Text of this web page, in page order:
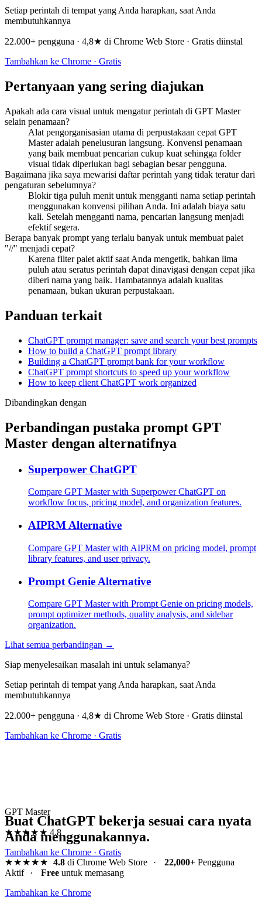
Setiap perintah di tempat yang Anda harapkan, saat Anda
membutuhkannya
22.000+ pengguna · 4,8★ di Chrome Web Store · Gratis diinstal
Tambahkan ke Chrome · Gratis
Pertanyaan yang sering diajukan
Apakah ada cara visual untuk mengatur perintah di GPT Master
selain penamaan?
Alat pengorganisasian utama di perpustakaan cepat GPT
Master adalah penelusuran langsung. Konvensi penamaan
yang baik membuat pencarian cukup kuat sehingga folder
visual tidak diperlukan bagi sebagian besar pengguna.
Bagaimana jika saya mewarisi daftar perintah yang tidak teratur dari
pengaturan sebelumnya?
Blokir tiga puluh menit untuk mengganti nama setiap perintah
menggunakan konvensi pilihan Anda. Ini adalah biaya satu
kali. Setelah mengganti nama, pencarian langsung menjadi
efektif segera.
Berapa banyak prompt yang terlalu banyak untuk membuat palet
"//" menjadi cepat?
Karena filter palet aktif saat Anda mengetik, bahkan lima
puluh atau seratus perintah dapat dinavigasi dengan cepat jika
diberi nama yang baik. Hambatannya adalah kualitas
penamaan, bukan ukuran perpustakaan.
Panduan terkait
ChatGPT prompt manager: save and search your best prompts
How to build a ChatGPT prompt library
Building a ChatGPT prompt bank for your workflow
ChatGPT prompt shortcuts to speed up your workflow
How to keep client ChatGPT work organized
Dibandingkan dengan
Perbandingan pustaka prompt GPT
Master dengan alternatifnya
Superpower ChatGPT
Compare GPT Master with Superpower ChatGPT on
workflow focus, pricing model, and organization features.
AIPRM Alternative
Compare GPT Master with AIPRM on pricing model, prompt
library features, and user privacy.
Prompt Genie Alternative
Compare GPT Master with Prompt Genie on pricing models,
prompt optimizer methods, quality analysis, and sidebar
organization.
Lihat semua perbandingan →
Siap menyelesaikan masalah ini untuk selamanya?
Setiap perintah di tempat yang Anda harapkan, saat Anda
membutuhkannya
22.000+ pengguna · 4,8★ di Chrome Web Store · Gratis diinstal
Tambahkan ke Chrome · Gratis
GPT Master
★★★★★ 4.8
Tambahkan ke Chrome · Gratis
Buat ChatGPT bekerja sesuai cara nyata
Anda menggunakannya.
★★★★★ 4.8di Chrome Web Store · 22,000+Pengguna
Aktif
· Free untuk memasang
Tambahkan ke Chrome